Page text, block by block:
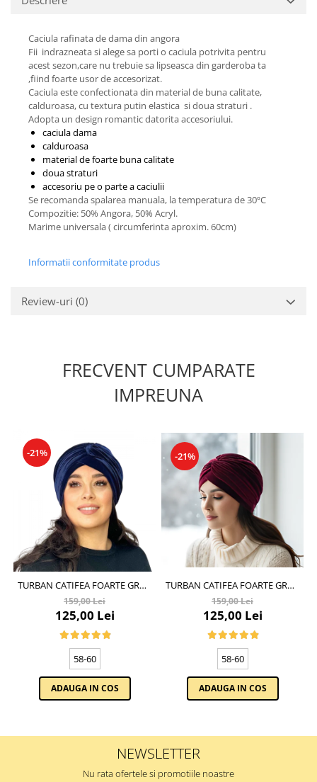
Cadouri pentru Doctori
Martisoare
Caciula rafinata de dama din angora
Fii indrazneata si alege sa porti o caciula potrivita pentru
acest sezon,care nu trebuie sa lipseasca din garderoba ta
,fiind foarte usor de accesorizat.
Caciula este confectionata din material de buna calitate,
calduroasa, cu textura putin elastica si doua straturi .
Adopta un design romantic datorita accesoriului.
caciula dama
calduroasa
material de foarte buna calitate
doua straturi
accesoriu pe o parte a caciulii
Se recomanda spalarea manuala, la temperatura de 30ºC
Compozitie: 50% Angora, 50% Acryl.
Marime universala ( circumferinta aproxim. 60cm)
Informatii conformitate produs
Review-uri (0)
FRECVENT CUMPARATE
IMPREUNA
-21%
TURBAN CATIFEA FOARTE GROS
DE DAMA KATY MARIME 58-60,
CAPTUSEALA POLAR, CULOARE
BLEOMARIN
159,00 Lei
125,00 Lei
58-60
ADAUGA IN COS
-21%
TURBAN CATIFEA FOARTE GROS
DE DAMA KATY MARIME 58-60,
CAPTUSEALA POLAR, CULOARE
WINE
159,00 Lei
125,00 Lei
58-60
ADAUGA IN COS
NEWSLETTER
Nu rata ofertele si promotiile noastre